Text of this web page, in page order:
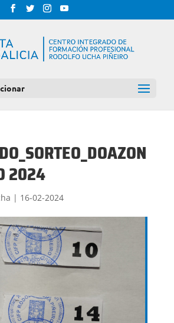
2024
| 16-02-2024